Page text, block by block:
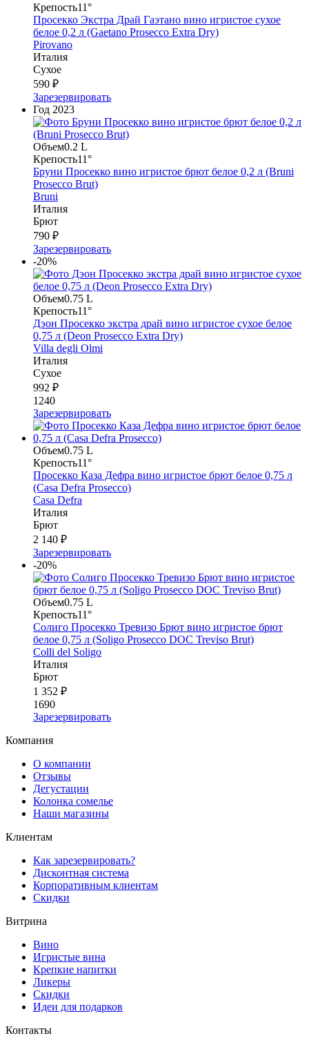
Крепость11°
Просекко Экстра Драй Гаэтано вино игристое сухое
белое 0,2 л (Gaetano Prosecco Extra Dry)
Pirovano
Италия
Сухое
590 ₽
Зарезервировать
Год 2023
Объем0.2 L
Крепость11°
Бруни Просекко вино игристое брют белое 0,2 л (Bruni
Prosecco Brut)
Bruni
Италия
Брют
790 ₽
Зарезервировать
-20%
Объем0.75 L
Крепость11°
Дэон Просекко экстра драй вино игристое сухое белое
0,75 л (Deon Prosecco Extra Dry)
Villa degli Olmi
Италия
Сухое
992 ₽
1240
Зарезервировать
Объем0.75 L
Крепость11°
Просекко Каза Дефра вино игристое брют белое 0,75 л
(Casa Defra Prosecco)
Casa Defra
Италия
Брют
2 140 ₽
Зарезервировать
-20%
Объем0.75 L
Крепость11°
Солиго Просекко Тревизо Брют вино игристое брют
белое 0,75 л (Soligo Prosecco DOC Treviso Brut)
Colli del Soligo
Италия
Брют
1 352 ₽
1690
Зарезервировать
Компания
О компании
Отзывы
Дегустации
Колонка сомелье
Наши магазины
Клиентам
Как зарезервировать?
Дисконтная система
Корпоративным клиентам
Скидки
Витрина
Вино
Игристые вина
Крепкие напитки
Ликеры
Скидки
Идеи для подарков
Контакты